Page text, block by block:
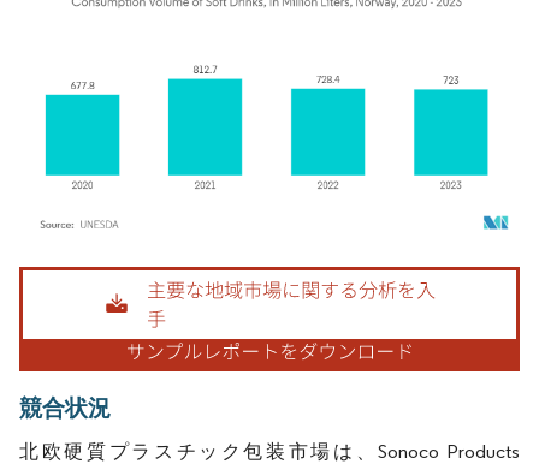
画像 © Mordor Intelligence。再利用にはCC BY 4.0の表示が必要です。
競合状況
北欧硬質プラスチック包装市場は、Sonoco Products